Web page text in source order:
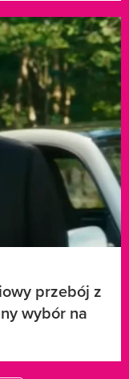
przebój z
wybór na